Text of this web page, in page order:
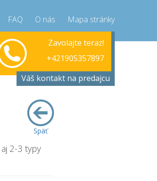
FAQ O nás Mapa stránky
Zavolajte teraz!
+421905357897
Váš kontakt na predajcu
Späť
2-3 typy